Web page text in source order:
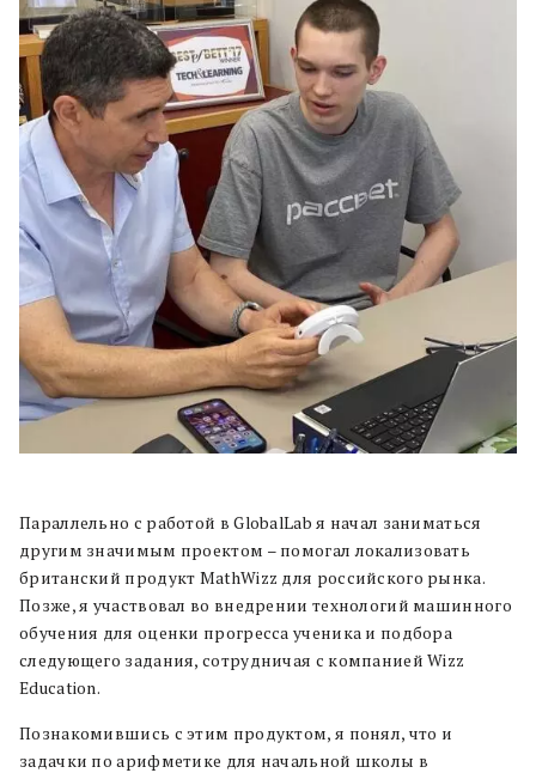
Параллельно с работой в GlobalLab я начал заниматься
другим значимым проектом – помогал локализовать
британский продукт MathWizz для российского рынка.
Позже, я участвовал во внедрении технологий машинного
обучения для оценки прогресса ученика и подбора
следующего задания, сотрудничая с компанией Wizz
Education.
Познакомившись с этим продуктом, я понял, что и
задачки по арифметике для начальной школы в